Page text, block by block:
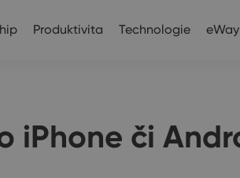
Produktivita Technologie
iPhone či